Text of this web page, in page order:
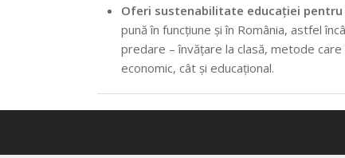
Oferi sustenabilitate educației
pună în funcțiune și în România, astfel
predare – învățare la clasă, metode
economic, cât și educațional.